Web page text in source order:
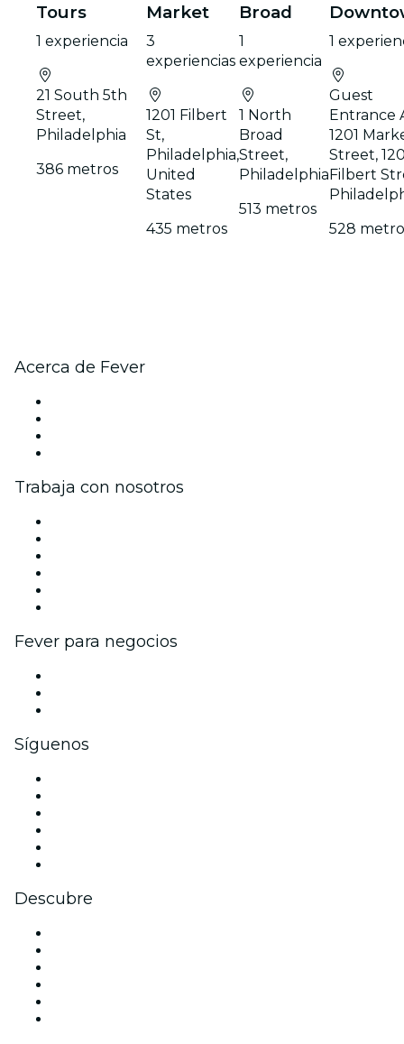
Tours
1 experiencia
21 South 5th
Street,
Philadelphia
386 metros
Market
3
experiencias
1201 Filbert
St,
Philadelphia,
United
States
435 metros
Broad
1
experiencia
1 North
Broad
Street,
Philadelphia
513 metros
1
Guest
Entrance
1201
Street,
Filbert
528
Acerca de Fever
Trabaja con nosotros
Fever para negocios
Síguenos
Descubre